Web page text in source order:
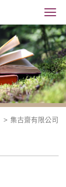
集古齋有限公司